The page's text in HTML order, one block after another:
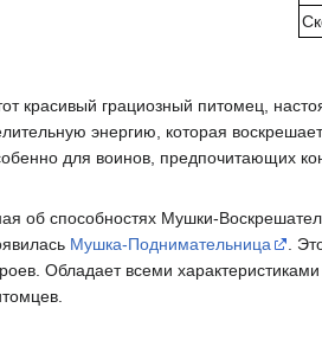
красивый грациозный питомец,
энергию, которая
для воинов, предпочитающих
об способностях Мушки-
Мушка-Поднимательница
.
Обладает всеми